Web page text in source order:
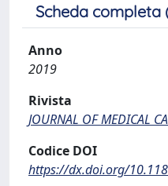
Scheda completa
Anno
2019
Rivista
JOURNAL OF MEDICAL
Codice DOI
https://dx.doi.org/